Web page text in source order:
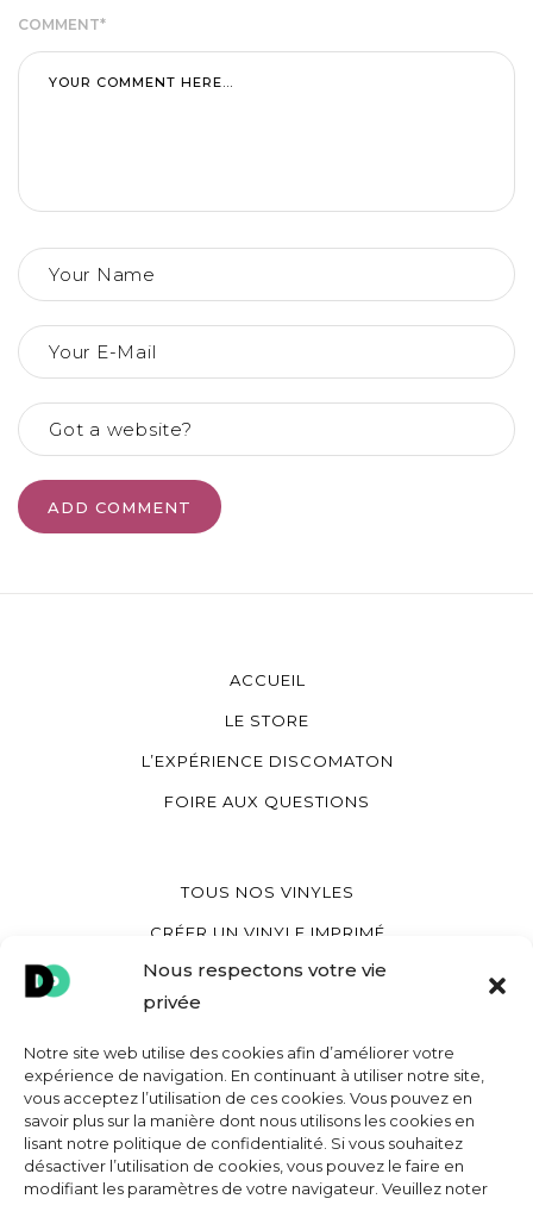
Nous respectons votre vie
privée
Notre site web utilise des cookies afin d’améliorer votre
expérience de navigation. En continuant à utiliser notre site,
vous acceptez l’utilisation de ces cookies. Vous pouvez en
savoir plus sur la manière dont nous utilisons les cookies en
lisant notre politique de confidentialité. Si vous souhaitez
désactiver l’utilisation de cookies, vous pouvez le faire en
modifiant les paramètres de votre navigateur. Veuillez noter
COMMENT*
ACCUEIL
LE STORE
L’EXPÉRIENCE DISCOMATON
FOIRE AUX QUESTIONS
TOUS NOS VINYLES
CRÉER UN VINYLE IMPRIMÉ
CRÉER UN VINYLE COEUR
CRÉER UNE POCHETTE VINYLE
MON COMPTE
CONTACT
CONDITIONS GÉNÉRALES DE VENTE